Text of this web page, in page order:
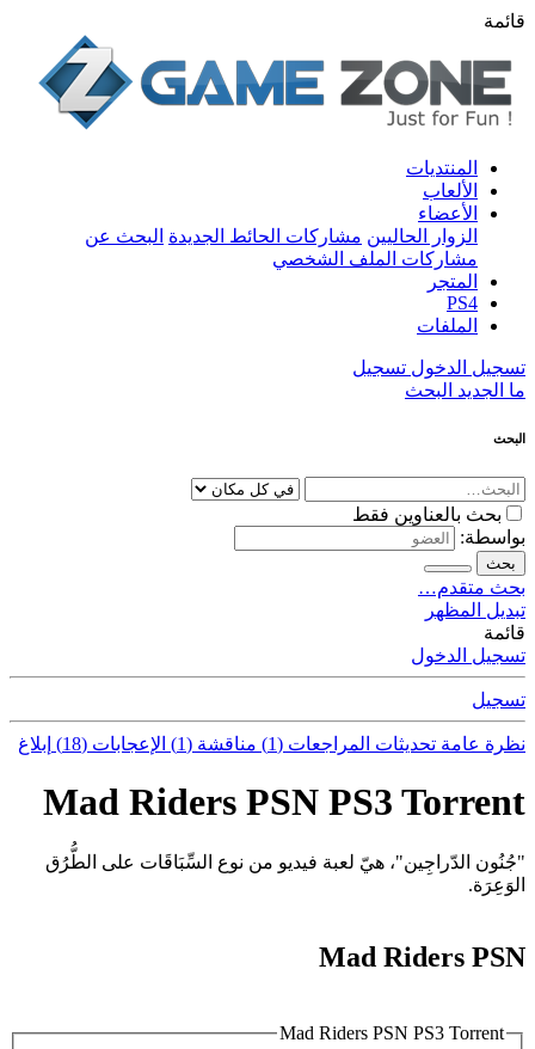
قائمة
المنتديات
الألعاب
الأعضاء
الزوار الحاليين مشاركات الحائط الجديدة البحث عن
مشاركات الملف الشخصي
المتجر
PS4
الملفات
تسجيل الدخول تسجيل
ما الجديد البحث
البحث
بحث بالعناوين فقط
بواسطة:
بحث
بحث متقدم…
تبديل المظهر
قائمة
تسجيل الدخول
تسجيل
نظرة عامة تحديثات المراجعات (1) مناقشة (1) الإعجابات (18) إبلاغ
Mad Riders PSN PS3 Torrent
"جُنُون الدّراجِين"، هيّ لعبة فيديو من نوع السِّبَاقَات على الطُّرُق
الوَعِرَة.
Mad Riders PSN
Mad Riders PSN PS3 Torrent